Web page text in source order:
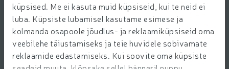
küpsised. Me ei kasuta muid küpsiseid, kui te neid ei
luba. Küpsiste lubamisel kasutame esimese ja
kolmanda osapoole jõudlus- ja reklaamiküpsiseid oma
veebilehe täiustamiseks ja teie huvidele sobivamate
reklaamide edastamiseks. Kui soovite oma küpsiste